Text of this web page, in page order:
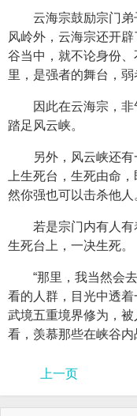
云海宗鼓励宗门
风岭外，云海宗还开
谷当中，就不论身份
里，是强者的舞台，弱
因此在云海宗，
踏足风云峡。
另外，风云峡还
上生死台，生死由命
然你强也可以击杀他人
若是宗门内有人
生死台上，一决生死。
“那里，我当然会
看的人群，目光中透
武境五重境界修为，
看，羡慕那些在峡谷内
上一页